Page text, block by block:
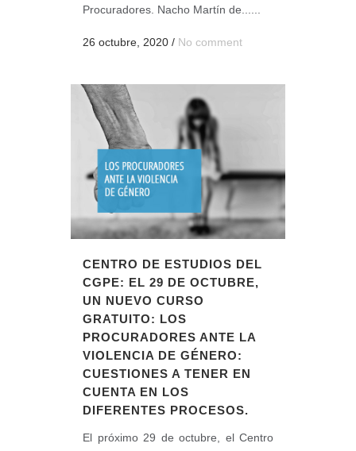
Procuradores. Nacho Martín de......
26 octubre, 2020 / No comment
CENTRO DE ESTUDIOS DEL
CGPE: EL 29 DE OCTUBRE,
UN NUEVO CURSO
GRATUITO: LOS
PROCURADORES ANTE LA
VIOLENCIA DE GÉNERO:
CUESTIONES A TENER EN
CUENTA EN LOS
DIFERENTES PROCESOS.
El próximo 29 de octubre, el Centro